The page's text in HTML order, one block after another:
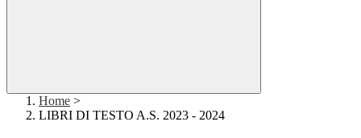
Home >
LIBRI DI TESTO A.S. 2023 - 2024